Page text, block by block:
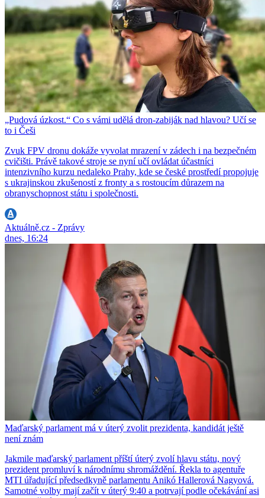
„Pudová úzkost.“ Co s vámi udělá dron-zabiják nad hlavou? Učí se
to i Češi
Zvuk FPV dronu dokáže vyvolat mrazení v zádech i na bezpečném
cvičišti. Právě takové stroje se nyní učí ovládat účastníci
intenzivního kurzu nedaleko Prahy, kde se české prostředí propojuje
s ukrajinskou zkušeností z fronty a s rostoucím důrazem na
obranyschopnost státu i společnosti.
Aktuálně.cz - Zprávy
dnes, 16:24
Maďarský parlament má v úterý zvolit prezidenta, kandidát ještě
není znám
Jakmile maďarský parlament příští úterý zvolí hlavu státu, nový
prezident promluví k národnímu shromáždění. Řekla to agentuře
MTI úřadující předsedkyně parlamentu Anikó Hallerová Nagyová.
Samotné volby mají začít v úterý 9:40 a potrvají podle očekávání asi